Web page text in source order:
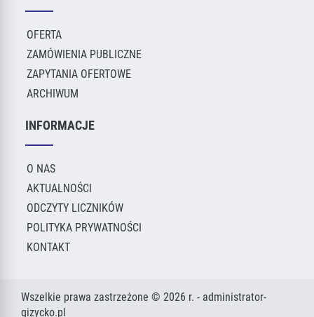
OFERTA
ZAMÓWIENIA PUBLICZNE
ZAPYTANIA OFERTOWE
ARCHIWUM
INFORMACJE
O NAS
AKTUALNOŚCI
ODCZYTY LICZNIKÓW
POLITYKA PRYWATNOŚCI
KONTAKT
Wszelkie prawa zastrzeżone © 2026 r. - administrator-
gizycko.pl